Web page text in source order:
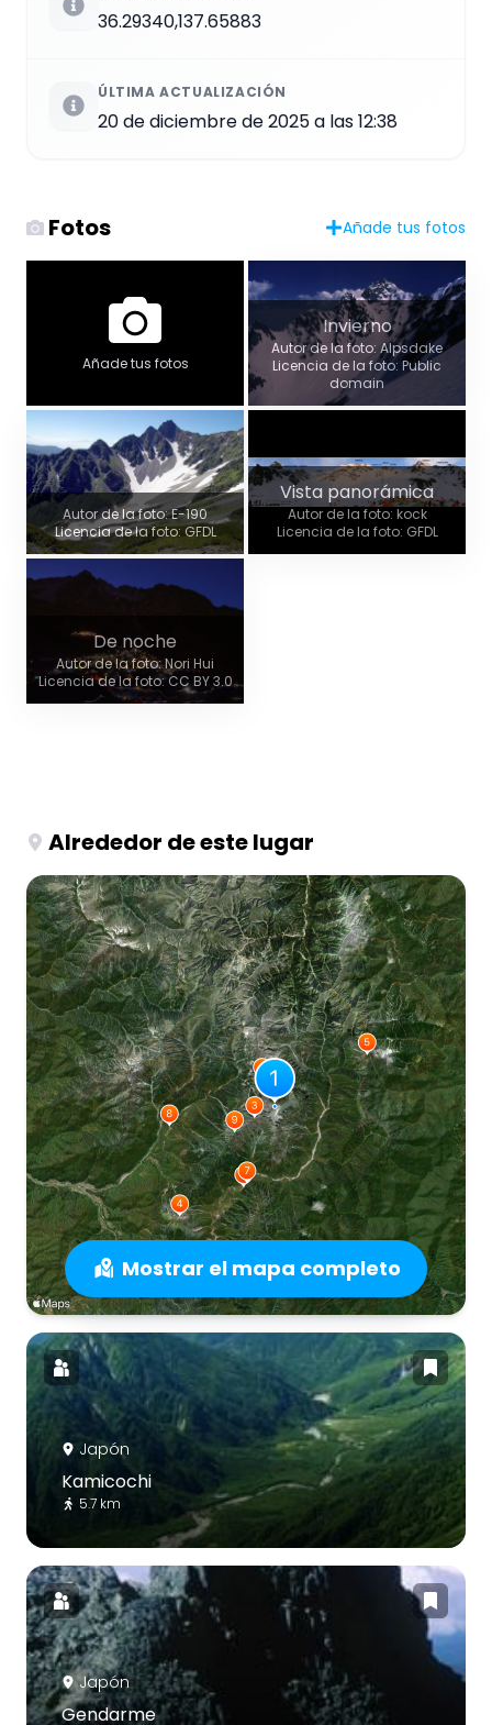
36.29340,137.65883
ÚLTIMA ACTUALIZACIÓN
20 de diciembre de 2025 a las 12:38
Fotos Añade tus fotos
Añade tus fotos
Invierno
Autor de la foto: Alpsdake
Licencia de la foto: Public
domain
Autor de la foto: E-190
Licencia de la foto: GFDL
Vista panorámica
Autor de la foto: kock
Licencia de la foto: GFDL
De noche
Autor de la foto: Nori Hui
Licencia de la foto: CC BY 3.0
Alrededor de este lugar
Mostrar el mapa completo
Japón
Kamicochi
5.7 km
Japón
Gendarme